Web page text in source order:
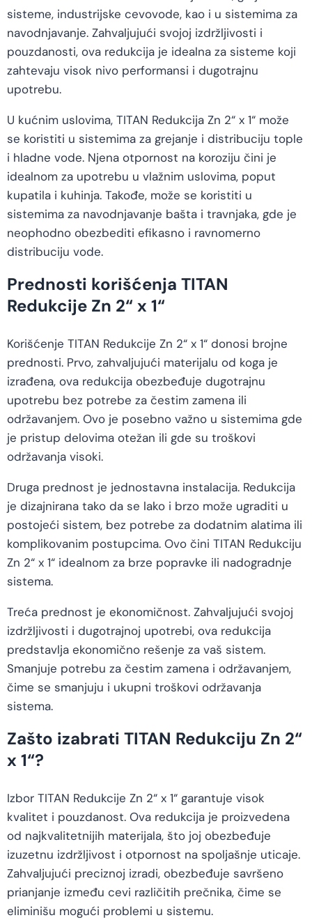
sisteme, industrijske cevovode, kao i u sistemima za
navodnjavanje. Zahvaljujući svojoj izdržljivosti i
pouzdanosti, ova redukcija je idealna za sisteme koji
zahtevaju visok nivo performansi i dugotrajnu
upotrebu.
U kućnim uslovima, TITAN Redukcija Zn 2“ x 1“ može
se koristiti u sistemima za grejanje i distribuciju tople
i hladne vode. Njena otpornost na koroziju čini je
idealnom za upotrebu u vlažnim uslovima, poput
kupatila i kuhinja. Takođe, može se koristiti u
sistemima za navodnjavanje bašta i travnjaka, gde je
neophodno obezbediti efikasno i ravnomerno
distribuciju vode.
Prednosti korišćenja TITAN
Redukcije Zn 2“ x 1“
Korišćenje TITAN Redukcije Zn 2“ x 1“ donosi brojne
prednosti. Prvo, zahvaljujući materijalu od koga je
izrađena, ova redukcija obezbeđuje dugotrajnu
upotrebu bez potrebe za čestim zamena ili
održavanjem. Ovo je posebno važno u sistemima gde
je pristup delovima otežan ili gde su troškovi
održavanja visoki.
Druga prednost je jednostavna instalacija. Redukcija
je dizajnirana tako da se lako i brzo može ugraditi u
postojeći sistem, bez potrebe za dodatnim alatima ili
komplikovanim postupcima. Ovo čini TITAN Redukciju
Zn 2“ x 1“ idealnom za brze popravke ili nadogradnje
sistema.
Treća prednost je ekonomičnost. Zahvaljujući svojoj
izdržljivosti i dugotrajnoj upotrebi, ova redukcija
predstavlja ekonomično rešenje za vaš sistem.
Smanjuje potrebu za čestim zamena i održavanjem,
čime se smanjuju i ukupni troškovi održavanja
sistema.
Zašto izabrati TITAN Redukciju Zn 2“
x 1“?
Izbor TITAN Redukcije Zn 2“ x 1“ garantuje visok
kvalitet i pouzdanost. Ova redukcija je proizvedena
od najkvalitetnijih materijala, što joj obezbeđuje
izuzetnu izdržljivost i otpornost na spoljašnje uticaje.
Zahvaljujući preciznoj izradi, obezbeđuje savršeno
prianjanje između cevi različitih prečnika, čime se
eliminišu mogući problemi u sistemu.